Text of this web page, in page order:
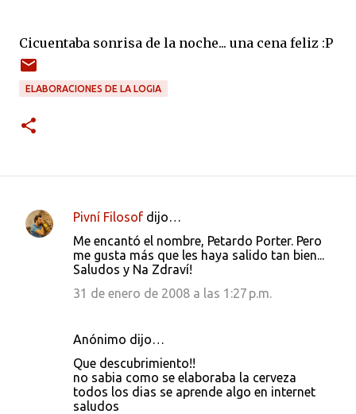
Cicuentaba sonrisa de la noche... una cena feliz :P
ELABORACIONES DE LA LOGIA
C
Pivní Filosof dijo…
Me encantó el nombre, Petardo Porter. Pero
me gusta más que les haya salido tan bien...
Saludos y Na Zdraví!
31 de enero de 2008 a las 1:27 p.m.
Anónimo dijo…
Que descubrimiento!!
no sabia como se elaboraba la cerveza
todos los dias se aprende algo en internet
saludos